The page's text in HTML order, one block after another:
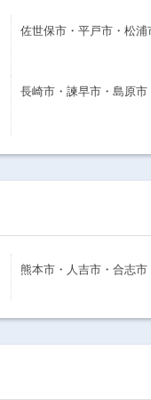
佐世保市・平戸市・松浦
長崎市・諫早市・島原市
熊本市・人吉市・合志市